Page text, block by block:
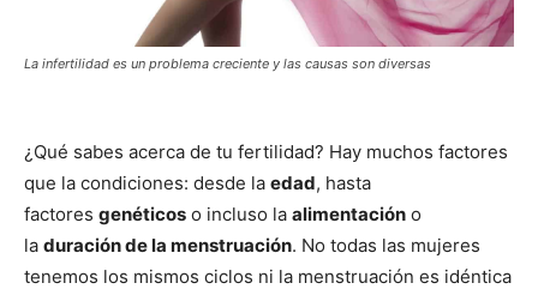
La infertilidad es un problema creciente y las causas son diversas
¿Qué sabes acerca de tu fertilidad? Hay muchos factores
que la condiciones: desde la edad, hasta
factores genéticos o incluso la alimentación o
la duración de la menstruación. No todas las mujeres
tenemos los mismos ciclos ni la menstruación es idéntica